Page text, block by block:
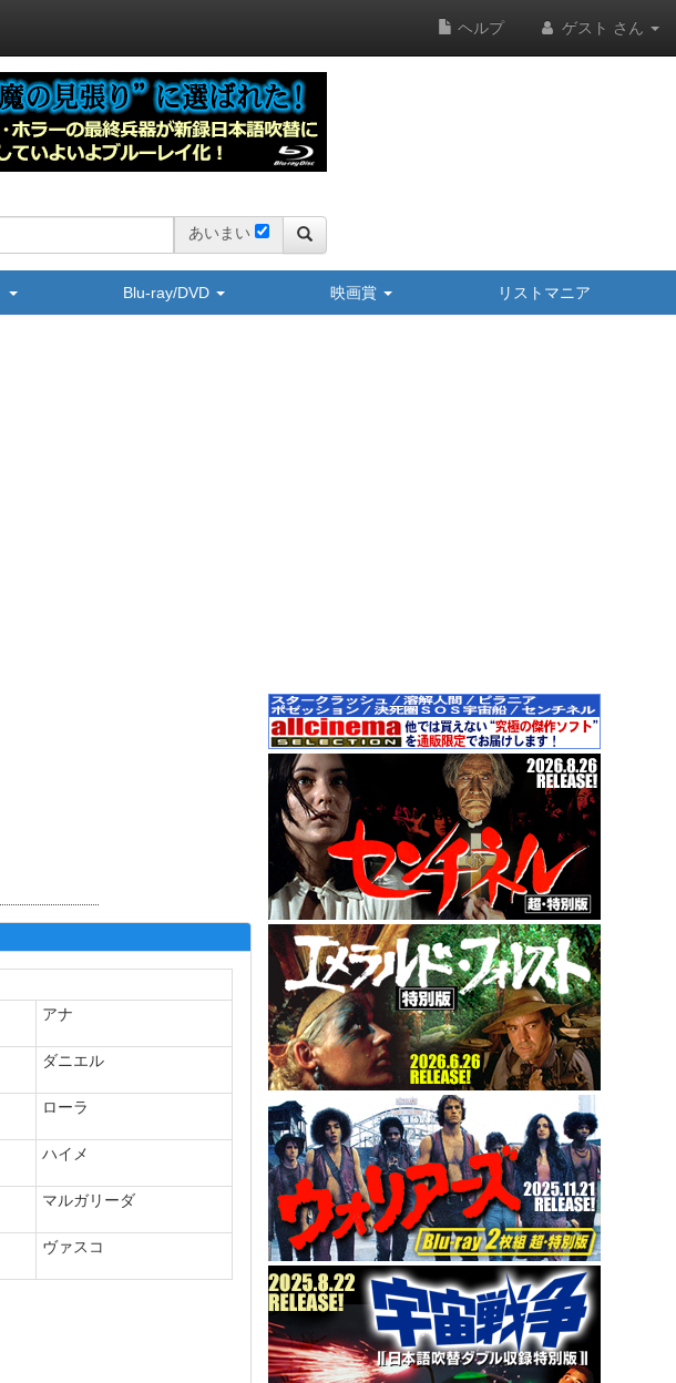
ヘルプ ゲスト さん
あいまい
Blu-ray/DVD 映画賞 リストマニア
アナ
ダニエル
ローラ
ハイメ
マルガリーダ
ヴァスコ